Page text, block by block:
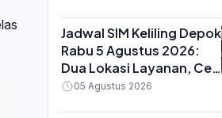
Jadwal SIM Keliling Depok
Rabu 5 Agustus 2026:
Dua Lokasi Layanan, Cek
Syarat dan Biaya
05 Agustus 2026